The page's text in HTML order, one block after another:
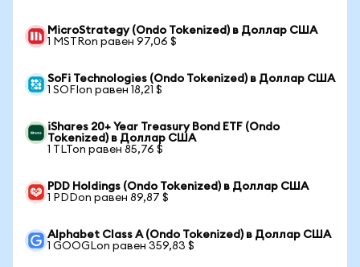
MicroStrategy (Ondo Tokenized) в Доллар США
1 MSTRon равен 97,06 $
SoFi Technologies (Ondo Tokenized) в Доллар США
1 SOFIon равен 18,21 $
iShares 20+ Year Treasury Bond ETF (Ondo
Tokenized) в Доллар США
1 TLTon равен 85,76 $
PDD Holdings (Ondo Tokenized) в Доллар США
1 PDDon равен 89,87 $
Alphabet Class A (Ondo Tokenized) в Доллар США
1 GOOGLon равен 359,83 $